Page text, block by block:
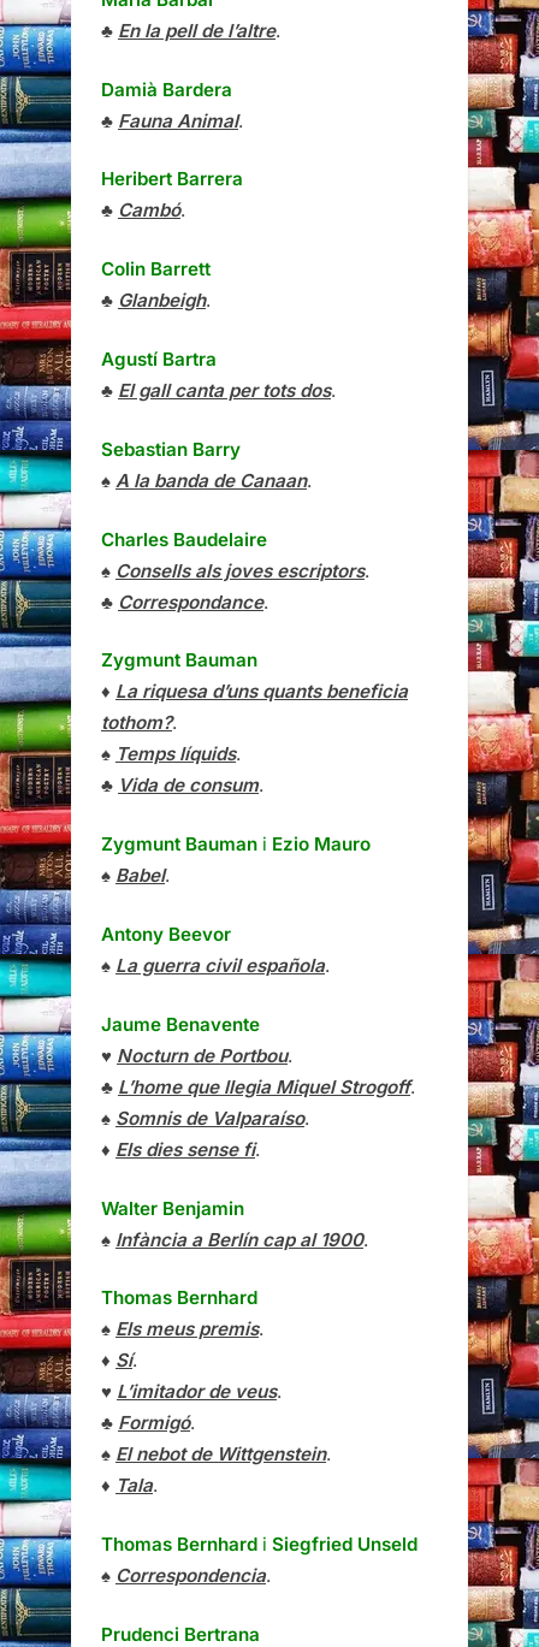
♣ En la pell de l’altre.
Damià Bardera
♣ Fauna Animal.
Heribert Barrera
♣ Cambó.
Colin Barrett
♣ Glanbeigh.
Agustí Bartra
♣ El gall canta per tots dos.
Sebastian Barry
♠ A la banda de Canaan.
Charles Baudelaire
♠ Consells als joves escriptors.
♣ Correspondance.
Zygmunt Bauman
♦ La riquesa d’uns quants beneficia
tothom?.
♠ Temps líquids.
♣ Vida de consum.
Zygmunt Bauman i Ezio Mauro
♠ Babel.
Antony Beevor
♠ La guerra civil española.
Jaume Benavente
♥ Nocturn de Portbou.
♣ L’home que llegia Miquel Strogoff.
♠ Somnis de Valparaíso.
♦ Els dies sense fi.
Walter Benjamin
♠ Infància a Berlín cap al 1900.
Thomas Bernhard
♠ Els meus premis.
♦ Sí.
♥ L’imitador de veus.
♣ Formigó.
♠ El nebot de Wittgenstein.
♦ Tala.
Thomas Bernhard i Siegfried Unseld
♠ Correspondencia.
Prudenci Bertrana